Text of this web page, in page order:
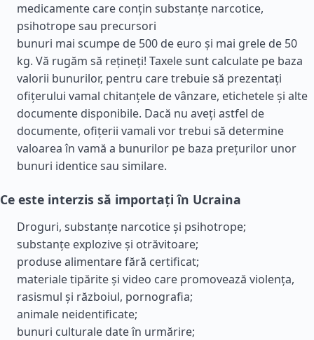
medicamente care conțin substanțe narcotice,
psihotrope sau precursori
bunuri mai scumpe de 500 de euro și mai grele de 50
kg. Vă rugăm să rețineți! Taxele sunt calculate pe baza
valorii bunurilor, pentru care trebuie să prezentați
ofițerului vamal chitanțele de vânzare, etichetele și alte
documente disponibile. Dacă nu aveți astfel de
documente, ofițerii vamali vor trebui să determine
valoarea în vamă a bunurilor pe baza prețurilor unor
bunuri identice sau similare.
Ce este interzis să importați în Ucraina
Droguri, substanțe narcotice și psihotrope;
substanțe explozive și otrăvitoare;
produse alimentare fără certificat;
materiale tipărite și video care promovează violența,
rasismul și războiul, pornografia;
animale neidentificate;
bunuri culturale date în urmărire;